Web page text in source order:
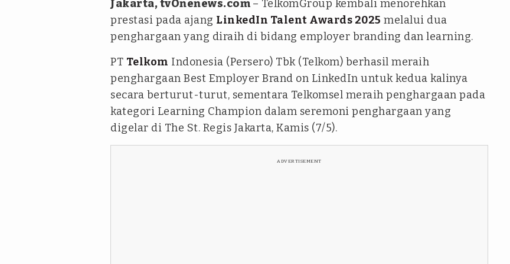
Jakarta, tvOnenews.com – TelkomGroup kembali menorehkan
prestasi pada ajang LinkedIn Talent Awards 2025 melalui dua
penghargaan yang diraih di bidang employer branding dan learning.
PT Telkom Indonesia (Persero) Tbk (Telkom) berhasil meraih
penghargaan Best Employer Brand on LinkedIn untuk kedua kalinya
secara berturut-turut, sementara Telkomsel meraih penghargaan pada
kategori Learning Champion dalam seremoni penghargaan yang
digelar di The St. Regis Jakarta, Kamis (7/5).
ADVERTISEMENT